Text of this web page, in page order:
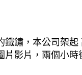
鏽，本公司架
影片，兩個小